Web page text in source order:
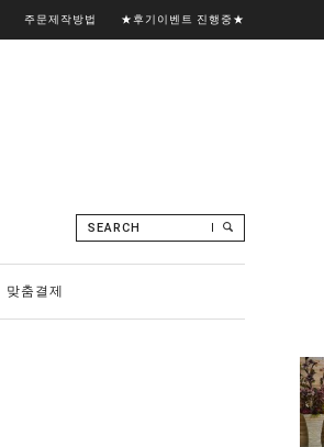
주문제작방법 ★후기이벤트 진행중★
SEARCH
맞춤결제